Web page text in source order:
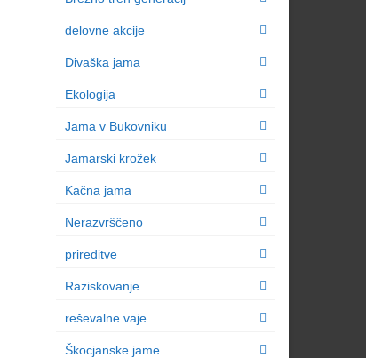
delovne akcije
Divaška jama
Ekologija
Jama v Bukovniku
Jamarski krožek
Kačna jama
Nerazvrščeno
prireditve
Raziskovanje
reševalne vaje
Škocjanske jame